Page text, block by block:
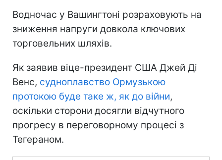
Водночас у Вашингтоні розраховують на
зниження напруги довкола ключових
торговельних шляхів.
Як заявив віце-президент США Джей Ді
Венс, судноплавство Ормузькою
протокою буде таке ж, як до війни,
оскільки сторони досягли відчутного
прогресу в переговорному процесі з
Тегераном.